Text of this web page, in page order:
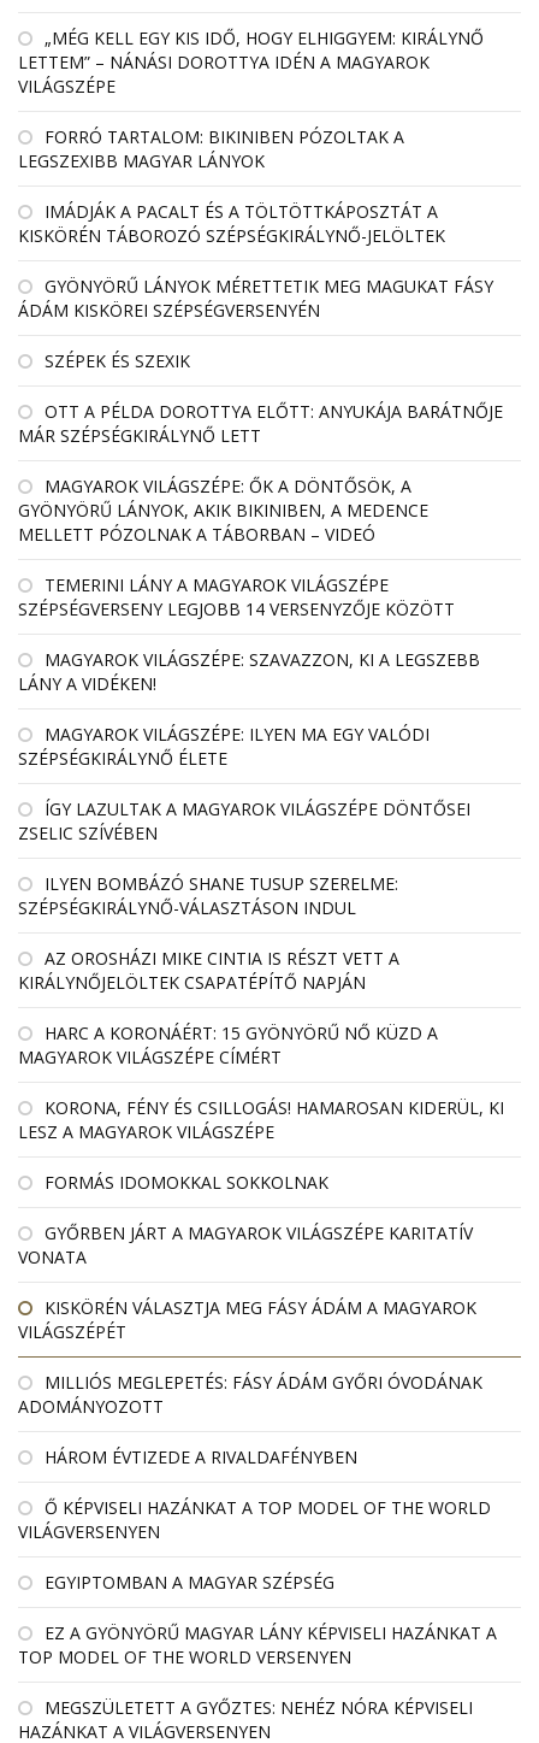
„MÉG KELL EGY KIS IDŐ, HOGY ELHIGGYEM: KIRÁLYNŐ
LETTEM” – NÁNÁSI DOROTTYA IDÉN A MAGYAROK
VILÁGSZÉPE
FORRÓ TARTALOM: BIKINIBEN PÓZOLTAK A
LEGSZEXIBB MAGYAR LÁNYOK
IMÁDJÁK A PACALT ÉS A TÖLTÖTTKÁPOSZTÁT A
KISKÖRÉN TÁBOROZÓ SZÉPSÉGKIRÁLYNŐ-JELÖLTEK
GYÖNYÖRŰ LÁNYOK MÉRETTETIK MEG MAGUKAT FÁSY
ÁDÁM KISKÖREI SZÉPSÉGVERSENYÉN
SZÉPEK ÉS SZEXIK
OTT A PÉLDA DOROTTYA ELŐTT: ANYUKÁJA BARÁTNŐJE
MÁR SZÉPSÉGKIRÁLYNŐ LETT
MAGYAROK VILÁGSZÉPE: ŐK A DÖNTŐSÖK, A
GYÖNYÖRŰ LÁNYOK, AKIK BIKINIBEN, A MEDENCE
MELLETT PÓZOLNAK A TÁBORBAN – VIDEÓ
TEMERINI LÁNY A MAGYAROK VILÁGSZÉPE
SZÉPSÉGVERSENY LEGJOBB 14 VERSENYZŐJE KÖZÖTT
MAGYAROK VILÁGSZÉPE: SZAVAZZON, KI A LEGSZEBB
LÁNY A VIDÉKEN!
MAGYAROK VILÁGSZÉPE: ILYEN MA EGY VALÓDI
SZÉPSÉGKIRÁLYNŐ ÉLETE
ÍGY LAZULTAK A MAGYAROK VILÁGSZÉPE DÖNTŐSEI
ZSELIC SZÍVÉBEN
ILYEN BOMBÁZÓ SHANE TUSUP SZERELME:
SZÉPSÉGKIRÁLYNŐ-VÁLASZTÁSON INDUL
AZ OROSHÁZI MIKE CINTIA IS RÉSZT VETT A
KIRÁLYNŐJELÖLTEK CSAPATÉPÍTŐ NAPJÁN
HARC A KORONÁÉRT: 15 GYÖNYÖRŰ NŐ KÜZD A
MAGYAROK VILÁGSZÉPE CÍMÉRT
KORONA, FÉNY ÉS CSILLOGÁS! HAMAROSAN KIDERÜL, KI
LESZ A MAGYAROK VILÁGSZÉPE
FORMÁS IDOMOKKAL SOKKOLNAK
GYŐRBEN JÁRT A MAGYAROK VILÁGSZÉPE KARITATÍV
VONATA
KISKÖRÉN VÁLASZTJA MEG FÁSY ÁDÁM A MAGYAROK
VILÁGSZÉPÉT
MILLIÓS MEGLEPETÉS: FÁSY ÁDÁM GYŐRI ÓVODÁNAK
ADOMÁNYOZOTT
HÁROM ÉVTIZEDE A RIVALDAFÉNYBEN
Ő KÉPVISELI HAZÁNKAT A TOP MODEL OF THE WORLD
VILÁGVERSENYEN
EGYIPTOMBAN A MAGYAR SZÉPSÉG
EZ A GYÖNYÖRŰ MAGYAR LÁNY KÉPVISELI HAZÁNKAT A
TOP MODEL OF THE WORLD VERSENYEN
MEGSZÜLETETT A GYŐZTES: NEHÉZ NÓRA KÉPVISELI
HAZÁNKAT A VILÁGVERSENYEN